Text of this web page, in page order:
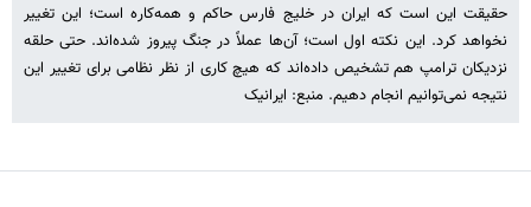
حقیقت این است که ایران در خلیج فارس حاکم و همه‌کاره است؛ این تغییر
نخواهد کرد. این نکته اول است؛ آن‌ها عملاً در جنگ پیروز شده‌اند. حتی حلقه
نزدیکان ترامپ هم تشخیص داده‌اند که هیچ کاری از نظر نظامی برای تغییر این
نتیجه نمی‌توانیم انجام دهیم. منبع: ایرانیک